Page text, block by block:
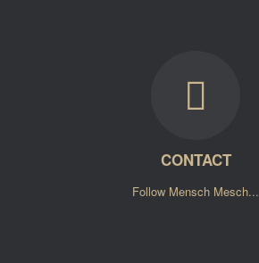
CONTACT
Follow Mensch Mesch...